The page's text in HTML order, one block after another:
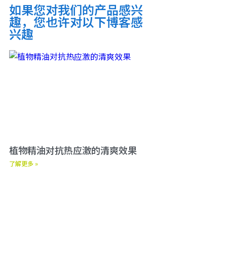
如果您对我们的产品感兴
趣，您也许对以下博客感
兴趣
植物精油对抗热应激的清爽效果
了解更多 »